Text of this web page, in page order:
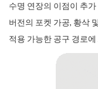
수명 연장의 이점이 추
버전의 포켓 가공, 황삭
적용 가능한 공구 경로